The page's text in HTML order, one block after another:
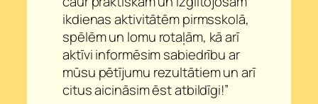
ikdienas aktivitātēm pirmsskolā,
spēlēm un lomu rotaļām, kā arī
aktīvi informēsim sabiedrību ar
mūsu pētījumu rezultātiem un arī
citus aicināsim ēst atbildīgi!”